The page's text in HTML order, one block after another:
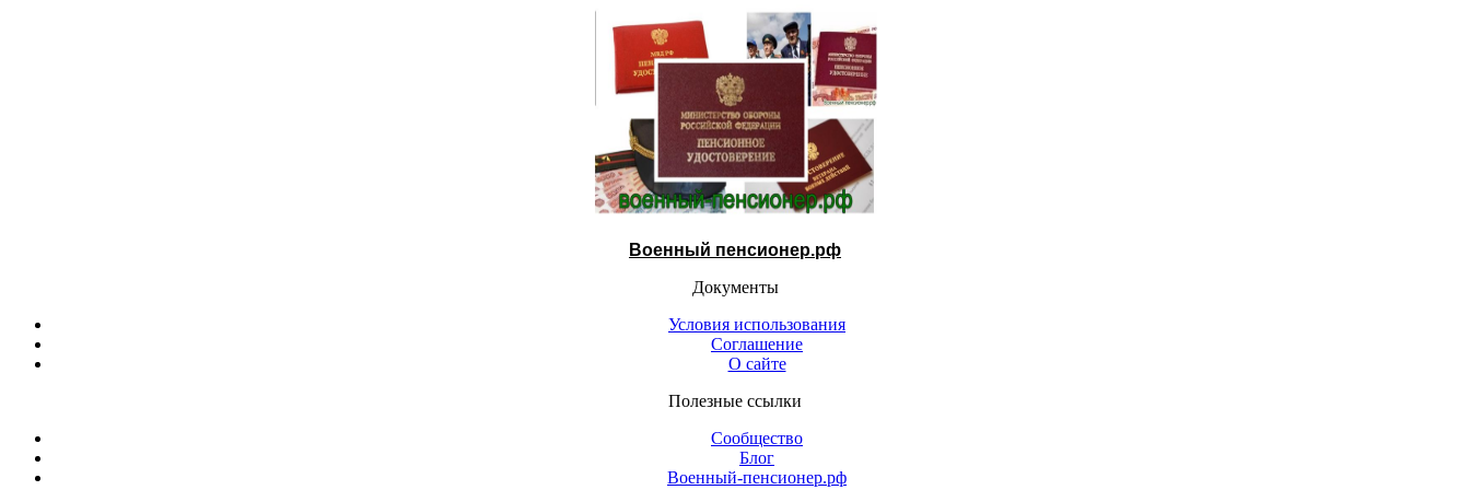
Военный пенсионер.рф
Документы
Условия использования
Соглашение
О сайте
Полезные ссылки
Сообщество
Блог
Военный-пенсионер.рф